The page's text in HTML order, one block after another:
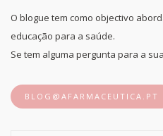
O blogue tem como objectivo
educação para a saúde.
Se tem alguma pergunta para a
BLOG@AFARMACEUTICA.PT